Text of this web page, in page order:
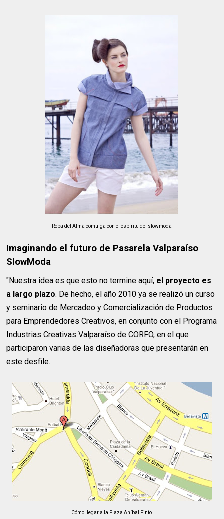
Ropa del Alma comulga con el espíritu del slowmoda
Imaginando el futuro de Pasarela Valparaíso
SlowModa
"Nuestra idea es que esto no termine aquí, el proyecto es
a largo plazo. De hecho, el año 2010 ya se realizó un curso
y seminario de Mercadeo y Comercialización de Productos
para Emprendedores Creativos, en conjunto con el Programa
Industrias Creativas Valparaíso de CORFO, en el que
participaron varias de las diseñadoras que presentarán en
este desfile.
Cómo llegar a la Plaza Aníbal Pinto